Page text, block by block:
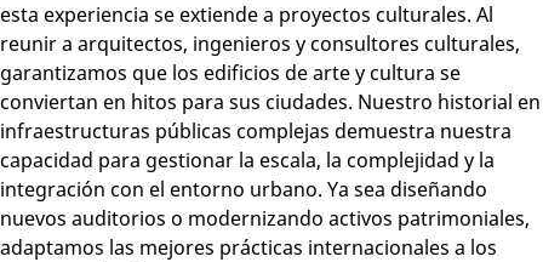
esta experiencia se extiende a proyectos culturales. Al
reunir a arquitectos, ingenieros y consultores culturales,
garantizamos que los edificios de arte y cultura se
conviertan en hitos para sus ciudades. Nuestro historial en
infraestructuras públicas complejas demuestra nuestra
capacidad para gestionar la escala, la complejidad y la
integración con el entorno urbano. Ya sea diseñando
nuevos auditorios o modernizando activos patrimoniales,
adaptamos las mejores prácticas internacionales a los